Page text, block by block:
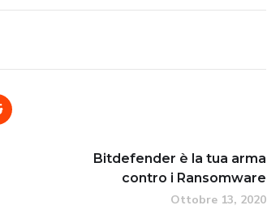
Bitdefender è la tua arma
contro i Ransomware
Ottobre 13, 2020